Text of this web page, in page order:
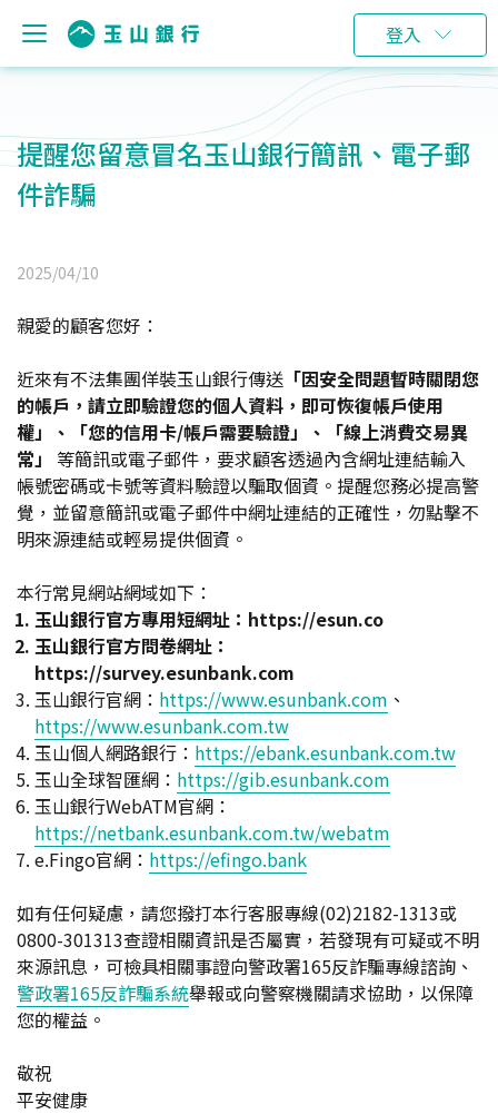
登入
提醒您留意冒名玉山銀行簡訊、電子郵
件詐騙
2025/04/10
親愛的顧客您好：
近來有不法集團佯裝玉山銀行傳送 「因安全問題暫時關閉您
的帳戶，請立即驗證您的個人資料，即可恢復帳戶使用
權」、「您的信用卡/帳戶需要驗證」、「線上消費交易異
常」
等簡訊或電子郵件，要求顧客透過內含網址連結輸入
帳號密碼或卡號等資料驗證以騙取個資。提醒您務必提高警
覺，並留意簡訊或電子郵件中網址連結的正確性，勿點擊不
明來源連結或輕易提供個資。
本行常見網站網域如下：
玉山銀行官方專用短網址：https://esun.co
玉山銀行官方問卷網址：
https://survey.esunbank.com
玉山銀行官網： https://www.esunbank.com 、
https://www.esunbank.com.tw
玉山個人網路銀行： https://ebank.esunbank.com.tw
玉山全球智匯網： https://gib.esunbank.com
玉山銀行WebATM官網：
https://netbank.esunbank.com.tw/webatm
e.Fingo官網： https://efingo.bank
如有任何疑慮，請您撥打本行客服專線(02)2182-1313或
0800-301313查證相關資訊是否屬實，若發現有可疑或不明
來源訊息，可檢具相關事證向警政署165反詐騙專線諮詢、
警政署165反詐騙系統舉報或向警察機關請求協助，以保障
您的權益。
敬祝
平安健康